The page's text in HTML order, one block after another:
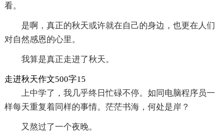
看。
是啊，真正的秋天或许就在自己的身边，也更在人们
对自然感恩的心里。
我算是真正走进了秋天。
走进秋天作文500字15
上中学了，我几乎终日忙碌不停。如同电脑程序员一
样每天重复着同样的事情。茫茫书海，何处是岸？
又熬过了一个夜晚。